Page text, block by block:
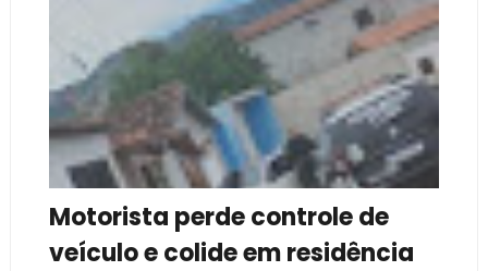
Motorista perde controle de
veículo e colide em residência